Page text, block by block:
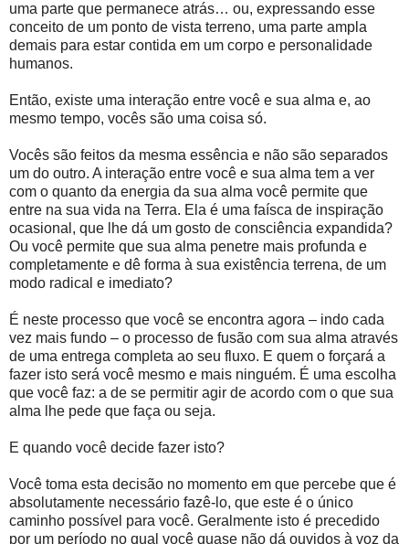
uma parte que permanece atrás… ou, expressando esse
conceito de um ponto de vista terreno, uma parte ampla
demais para estar contida em um corpo e personalidade
humanos.
Então, existe uma interação entre você e sua alma e, ao
mesmo tempo, vocês são uma coisa só.
Vocês são feitos da mesma essência e não são separados
um do outro. A interação entre você e sua alma tem a ver
com o quanto da energia da sua alma você permite que
entre na sua vida na Terra. Ela é uma faísca de inspiração
ocasional, que lhe dá um gosto de consciência expandida?
Ou você permite que sua alma penetre mais profunda e
completamente e dê forma à sua existência terrena, de um
modo radical e imediato?
É neste processo que você se encontra agora – indo cada
vez mais fundo – o processo de fusão com sua alma através
de uma entrega completa ao seu fluxo. E quem o forçará a
fazer isto será você mesmo e mais ninguém. É uma escolha
que você faz: a de se permitir agir de acordo com o que sua
alma lhe pede que faça ou seja.
E quando você decide fazer isto?
Você toma esta decisão no momento em que percebe que é
absolutamente necessário fazê-lo, que este é o único
caminho possível para você. Geralmente isto é precedido
por um período no qual você quase não dá ouvidos à voz da